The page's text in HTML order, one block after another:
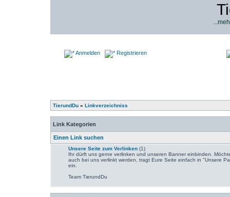
Anmelden Registrieren
TierundDu » Linkverzeichniss
Link Kategorien
Einen Link suchen
Unsere Seite zum Verlinken (1)
Ihr dürft uns gerne verlinken und unseren Banner einbinden.
auch bei uns verlinkt werden, tragt Eure Seite einfach in "Unsere
ein.
Team TierundDu